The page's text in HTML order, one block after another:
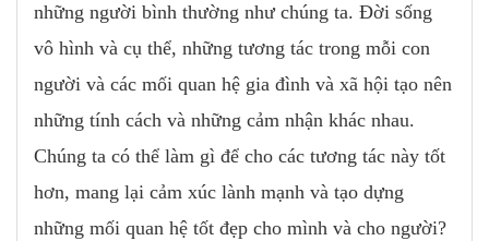
những người bình thường như chúng ta. Đời sống
vô hình và cụ thể, những tương tác trong mỗi con
người và các mối quan hệ gia đình và xã hội tạo nên
những tính cách và những cảm nhận khác nhau.
Chúng ta có thể làm gì để cho các tương tác này tốt
hơn, mang lại cảm xúc lành mạnh và tạo dựng
những mối quan hệ tốt đẹp cho mình và cho người?